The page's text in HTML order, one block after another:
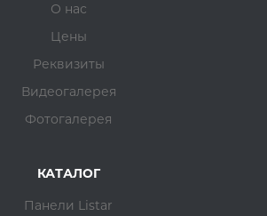
О нас
Цены
Реквизиты
Видеогалерея
Фотогалерея
КАТАЛОГ
Панели Listar